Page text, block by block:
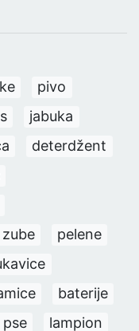
pivo
jabuka
deterdžent
pelene
baterije
lampion